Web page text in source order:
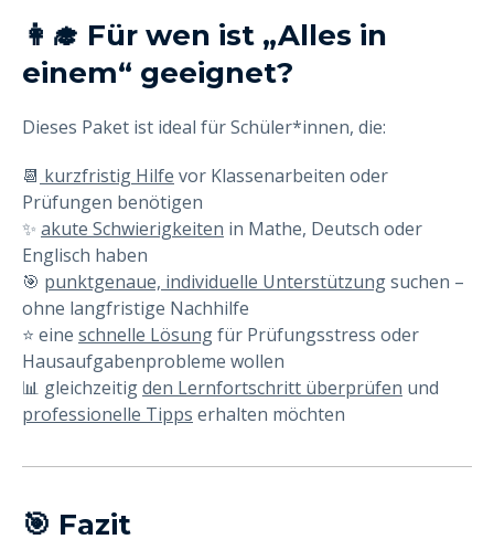
👩‍🎓 Für wen ist „Alles in
einem“ geeignet?
Dieses Paket ist ideal für Schüler*innen, die:
📆 kurzfristig Hilfe vor Klassenarbeiten oder
Prüfungen benötigen
✨ akute Schwierigkeiten in Mathe, Deutsch oder
Englisch haben
🎯 punktgenaue, individuelle Unterstützungsuchen –
ohne langfristige Nachhilfe
⭐ eine schnelle Lösungfür Prüfungsstress oder
Hausaufgabenprobleme wollen
📊 gleichzeitigden Lernfortschritt überprüfen und
professionelle Tipps erhalten möchten
🎯 Fazit